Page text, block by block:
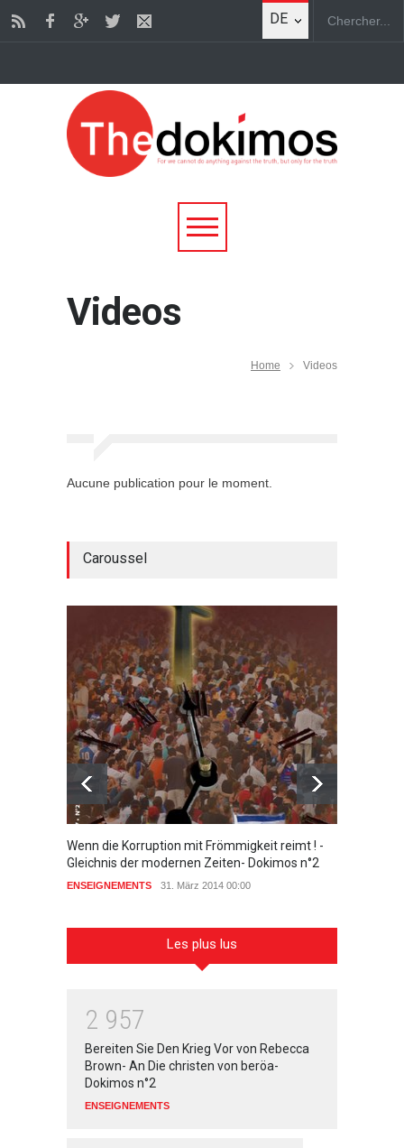
DE
Videos
Home Videos
Aucune publication pour le moment.
Caroussel
Wenn die Korruption mit Frömmigkeit reimt ! -
Gleichnis der modernen Zeiten- Dokimos n°2
ENSEIGNEMENTS 31. März 2014 00:00
Les plus lus
2 957
Bereiten Sie Den Krieg Vor von Rebecca
Brown- An Die christen von beröa-
Dokimos n°2
ENSEIGNEMENTS